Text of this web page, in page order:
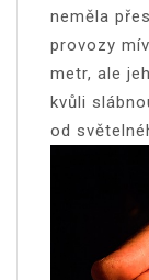
neměla
provozy
metr, ale
kvůli
od